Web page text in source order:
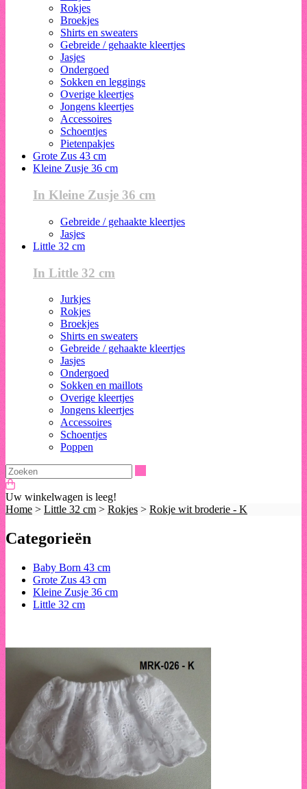
Rokjes
Broekjes
Shirts en sweaters
Gebreide / gehaakte kleertjes
Jasjes
Ondergoed
Sokken en leggings
Overige kleertjes
Jongens kleertjes
Accessoires
Schoentjes
Pietenpakjes
Grote Zus 43 cm
Kleine Zusje 36 cm
In Kleine Zusje 36 cm
Gebreide / gehaakte kleertjes
Jasjes
Little 32 cm
In Little 32 cm
Jurkjes
Rokjes
Broekjes
Shirts en sweaters
Gebreide / gehaakte kleertjes
Jasjes
Ondergoed
Sokken en maillots
Overige kleertjes
Jongens kleertjes
Accessoires
Schoentjes
Poppen
Uw winkelwagen is leeg!
Home > Little 32 cm > Rokjes > Rokje wit broderie - K
Categorieën
Baby Born 43 cm
Grote Zus 43 cm
Kleine Zusje 36 cm
Little 32 cm